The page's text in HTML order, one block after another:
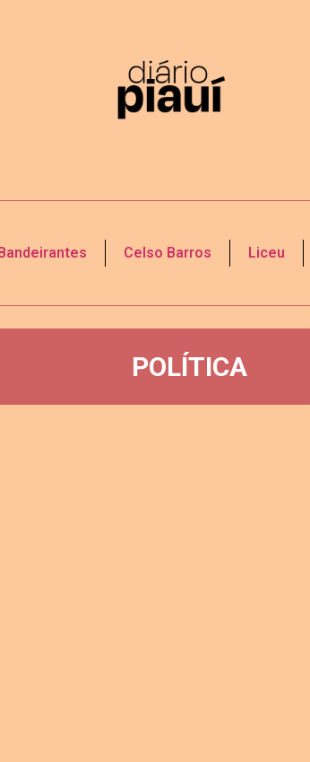
Bandeirantes Celso Barros Liceu
POLÍTICA